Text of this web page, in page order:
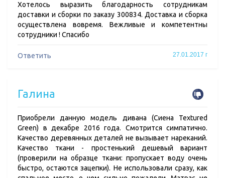
Хотелось выразить благодарность сотрудникам
доставки и сборки по заказу 300834. Доставка и сборка
осуществлена вовремя. Вежливые и компетентны
сотрудники ! Спасибо
Ответить 27.01.2017 г
Галина
Приобрели данную модель дивана (Сиена Textured
Green) в декабре 2016 года. Смотрится симпатично.
Качество деревянных деталей не вызывает нареканий.
Качество ткани - простенький дешевый вариант
(проверили на образце ткани: пропускает воду очень
быстро, остаются зацепки). Не использовали сразу, как